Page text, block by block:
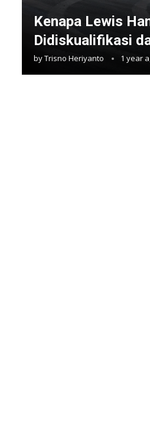
Kenapa Lewis
Didiskualifikasi
byTrisno Heriyanto 1 year